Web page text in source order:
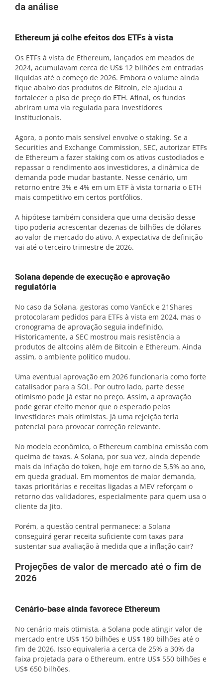
da análise
Ethereum já colhe efeitos dos ETFs à vista
Os ETFs à vista de Ethereum, lançados em meados de
2024, acumulavam cerca de US$ 12 bilhões em entradas
líquidas até o começo de 2026. Embora o volume ainda
fique abaixo dos produtos de Bitcoin, ele ajudou a
fortalecer o piso de preço do ETH. Afinal, os fundos
abriram uma via regulada para investidores
institucionais.
Agora, o ponto mais sensível envolve o staking. Se a
Securities and Exchange Commission, SEC, autorizar ETFs
de Ethereum a fazer staking com os ativos custodiados e
repassar o rendimento aos investidores, a dinâmica de
demanda pode mudar bastante. Nesse cenário, um
retorno entre 3% e 4% em um ETF à vista tornaria o ETH
mais competitivo em certos portfólios.
A hipótese também considera que uma decisão desse
tipo poderia acrescentar dezenas de bilhões de dólares
ao valor de mercado do ativo. A expectativa de definição
vai até o terceiro trimestre de 2026.
Solana depende de execução e aprovação
regulatória
No caso da Solana, gestoras como VanEck e 21Shares
protocolaram pedidos para ETFs à vista em 2024, mas o
cronograma de aprovação seguia indefinido.
Historicamente, a SEC mostrou mais resistência a
produtos de altcoins além de Bitcoin e Ethereum. Ainda
assim, o ambiente político mudou.
Uma eventual aprovação em 2026 funcionaria como forte
catalisador para a SOL. Por outro lado, parte desse
otimismo pode já estar no preço. Assim, a aprovação
pode gerar efeito menor que o esperado pelos
investidores mais otimistas. Já uma rejeição teria
potencial para provocar correção relevante.
No modelo econômico, o Ethereum combina emissão com
queima de taxas. A Solana, por sua vez, ainda depende
mais da inflação do token, hoje em torno de 5,5% ao ano,
em queda gradual. Em momentos de maior demanda,
taxas prioritárias e receitas ligadas a MEV reforçam o
retorno dos validadores, especialmente para quem usa o
cliente da Jito.
Porém, a questão central permanece: a Solana
conseguirá gerar receita suficiente com taxas para
sustentar sua avaliação à medida que a inflação cair?
Projeções de valor de mercado até o fim de
2026
Cenário-base ainda favorece Ethereum
No cenário mais otimista, a Solana pode atingir valor de
mercado entre US$ 150 bilhões e US$ 180 bilhões até o
fim de 2026. Isso equivaleria a cerca de 25% a 30% da
faixa projetada para o Ethereum, entre US$ 550 bilhões e
US$ 650 bilhões.